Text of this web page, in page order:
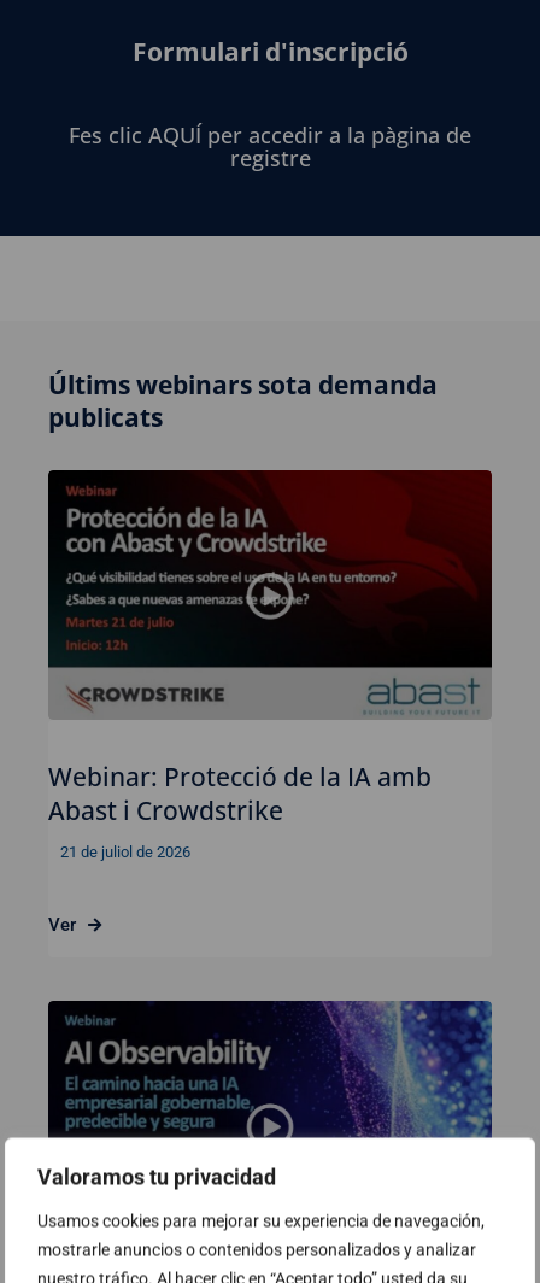
Valoramos tu privacidad
Usamos cookies para mejorar su experiencia de navegación,
mostrarle anuncios o contenidos personalizados y analizar
nuestro tráfico. Al hacer clic en “Aceptar todo” usted da su
Formulari d'inscripció
Fes clic AQUÍ per accedir a la pàgina de
registre
Últims webinars sota demanda
publicats
Webinar: Protecció de la IA amb
Abast i Crowdstrike
21 de juliol de 2026
Ver